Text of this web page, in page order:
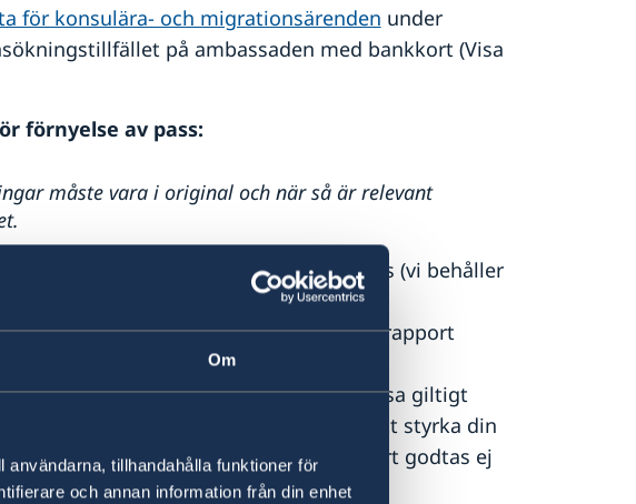
Om
tillhandahålla funktioner för
och annan information från din enhet
för konsulära- och migrationsärenden under
på ambassaden med bankkort (Visa
förnyelse av pass:
måste vara i original och när så är relevant
fortfarande är giltigt eller ej ska medtas (vi behåller
ska en polisanmälan göras och polisrapport
svenska giltiga pass måste du uppvisa giltigt
Nat-ID med tydlig namnteckning för att styrka din
samt sydafrikanskt körkort godtas ej